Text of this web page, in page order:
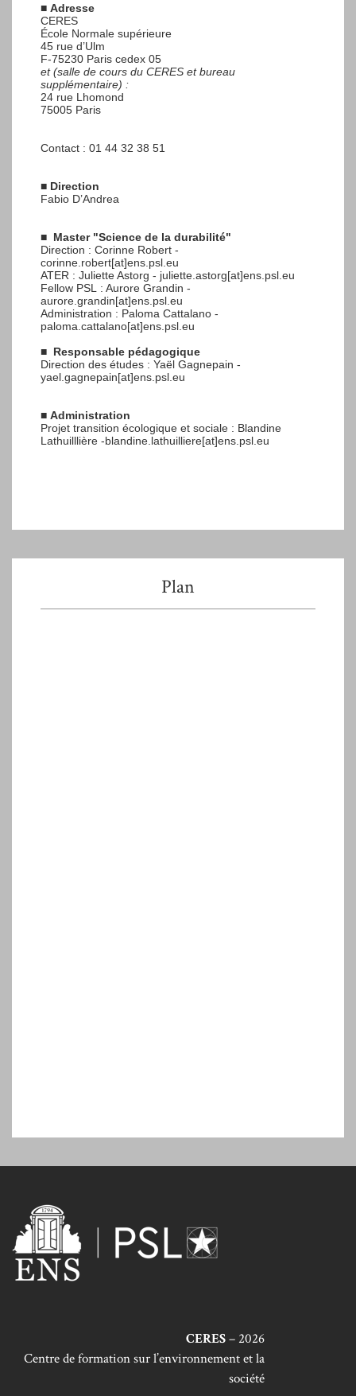
■ Adresse
CERES
École Normale supérieure
45 rue d’Ulm
F-75230 Paris cedex 05
et (salle de cours du CERES et bureau
supplémentaire) :
24 rue Lhomond
75005 Paris
Contact : 01 44 32 38 51
■ Direction
Fabio D’Andrea
■ Master "Science de la durabilité"
Direction : Corinne Robert -
corinne.robert[at]ens.psl.eu
ATER : Juliette Astorg - juliette.astorg[at]ens.psl.eu
Fellow PSL : Aurore Grandin -
aurore.grandin[at]ens.psl.eu
Administration : Paloma Cattalano -
paloma.cattalano[at]ens.psl.eu
■ Responsable pédagogique
Direction des études : Yaël Gagnepain -
yael.gagnepain[at]ens.psl.eu
■ Administration
Projet transition écologique et sociale : Blandine
Lathuilllière -blandine.lathuilliere[at]ens.psl.eu
Plan
CERES– 2026
Centre de formation sur l’environnement et la
société